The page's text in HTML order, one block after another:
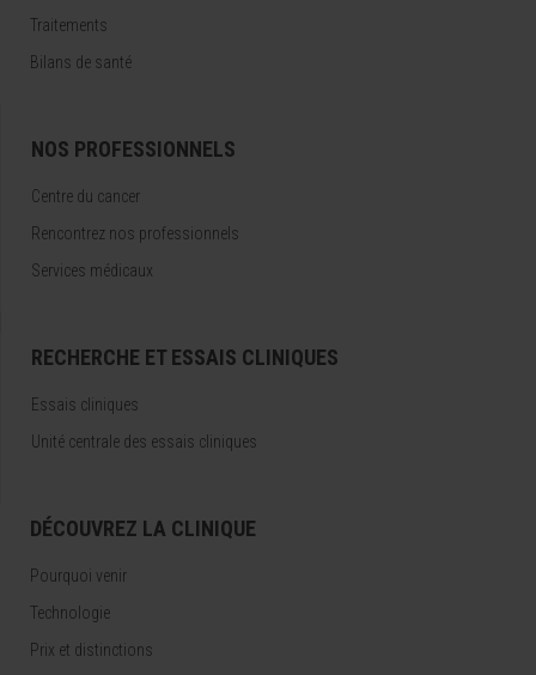
Traitements
Bilans de santé
NOS PROFESSIONNELS
Centre du cancer
Rencontrez nos professionnels
Services médicaux
RECHERCHE ET ESSAIS CLINIQUES
Essais cliniques
Unité centrale des essais cliniques
DÉCOUVREZ LA CLINIQUE
Pourquoi venir
Technologie
Prix et distinctions